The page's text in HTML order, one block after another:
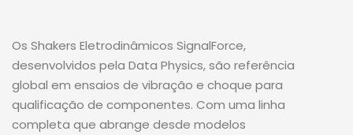
Os Shakers Eletrodinâmicos SignalForce,
desenvolvidos pela Data Physics, são referência
global em ensaios de vibração e choque para
qualificação de componentes. Com uma linha
completa que abrange desde modelos